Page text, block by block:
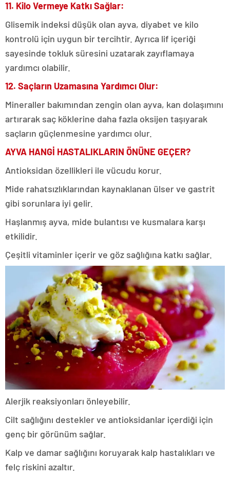
11. Kilo Vermeye Katkı Sağlar:
Glisemik indeksi düşük olan ayva, diyabet ve kilo
kontrolü için uygun bir tercihtir. Ayrıca lif içeriği
sayesinde tokluk süresini uzatarak zayıflamaya
yardımcı olabilir.
12. Saçların Uzamasına Yardımcı Olur:
Mineraller bakımından zengin olan ayva, kan dolaşımını
artırarak saç köklerine daha fazla oksijen taşıyarak
saçların güçlenmesine yardımcı olur.
AYVA HANGİ HASTALIKLARIN ÖNÜNE GEÇER?
Antioksidan özellikleri ile vücudu korur.
Mide rahatsızlıklarından kaynaklanan ülser ve gastrit
gibi sorunlara iyi gelir.
Haşlanmış ayva, mide bulantısı ve kusmalara karşı
etkilidir.
Çeşitli vitaminler içerir ve göz sağlığına katkı sağlar.
Alerjik reaksiyonları önleyebilir.
Cilt sağlığını destekler ve antioksidanlar içerdiği için
genç bir görünüm sağlar.
Kalp ve damar sağlığını koruyarak kalp hastalıkları ve
felç riskini azaltır.